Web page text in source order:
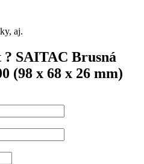
aj.
? SAITAC Brusná
(98 x 68 x 26 mm)